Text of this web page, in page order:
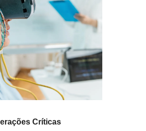
Críticas